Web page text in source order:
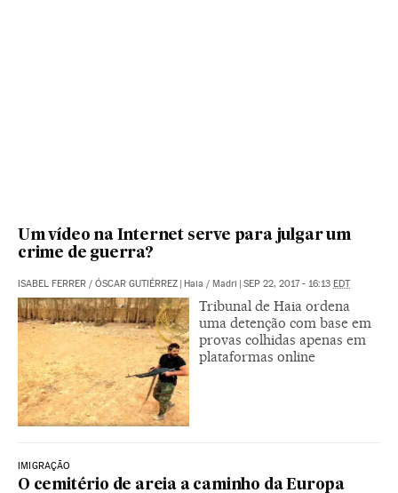
Um vídeo na Internet serve para julgar um
crime de guerra?
ISABEL FERRER / ÓSCAR GUTIÉRREZ | Haia / Madri | SEP 22, 2017 - 16:13 EDT
Tribunal de Haia ordena
uma detenção com base em
provas colhidas apenas em
plataformas online
IMIGRAÇÃO
O cemitério de areia a caminho da Europa